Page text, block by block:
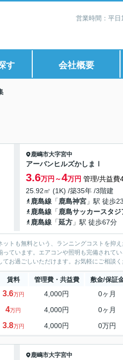
営業時間：平
す 会社概要
鹿嶋市大字宮中
アーバンヒルズかしまⅠ
3.6万円～4万円 管理/共益費
25.92㎡ (1K) /築35年 /3階建
鹿島線 「 鹿島神宮 」駅 徒歩
鹿島線 「 鹿島サッカースタジ
鹿島線 「延方 」駅 徒歩67分
トも無料という、ランニングコストを抑
ています。エアコンや照明も完備されて
お過ごしいただけます。お気軽にご相談く
賃料 管理費・共益費 敷金/保証
3.6万円 4,000円 0ヶ月
4万円 4,000円 0ヶ月
3.8万円 4,000円 0万円
鹿嶋市大字宮中